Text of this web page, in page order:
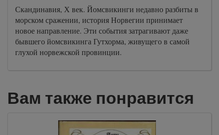
Скандинавия, Х век. Йомсвикинги недавно разбиты в
морском сражении, история Норвегии принимает
новое направление. Эти события затрагивают даже
бывшего йомсвикинга Гутхорма, живущего в самой
глухой норвежской провинции.
Вам также понравится